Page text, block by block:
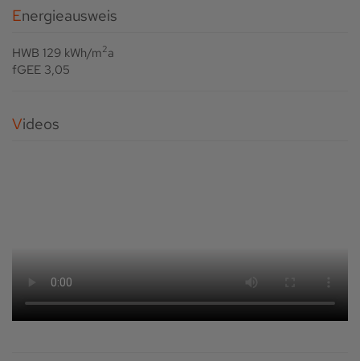
Energieausweis
HWB 129 kWh/m2a
fGEE 3,05
Videos